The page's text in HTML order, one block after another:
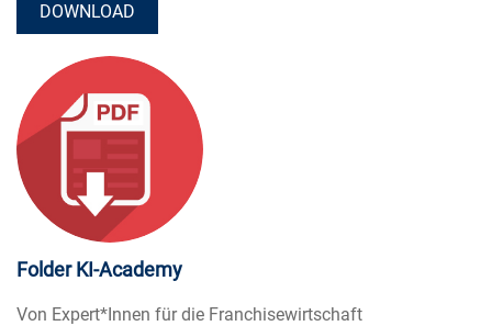
DOWNLOAD
Folder KI-Academy
Von Expert*Innen für die Franchisewirtschaft